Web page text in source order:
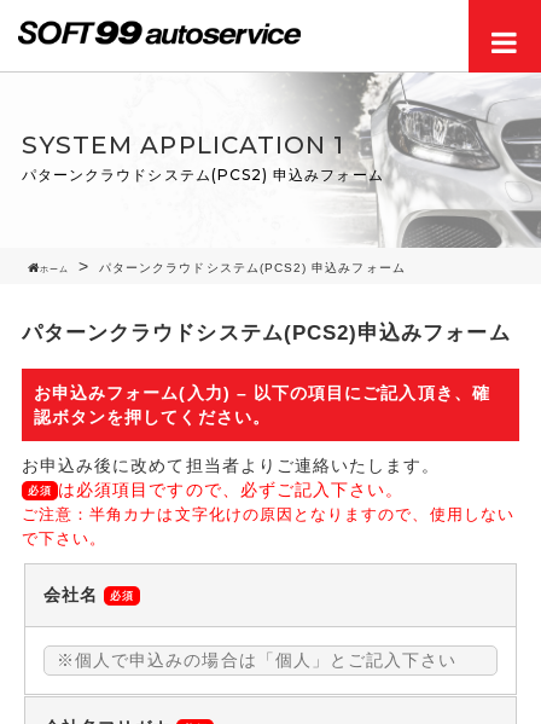
SYSTEM APPLICATION 1
パターンクラウドシステム(PCS2) 申込みフォーム
ホーム パターンクラウドシステム(PCS2) 申込みフォーム
パターンクラウドシステム(PCS2)申込みフォーム
お申込みフォーム(入力) – 以下の項目にご記入頂き、確
認ボタンを押してください。
お申込み後に改めて担当者よりご連絡いたします。
必須 は必須項目ですので、必ずご記入下さい。
ご注意：半角カナは文字化けの原因となりますので、使用しない
で下さい。
会社名 必須